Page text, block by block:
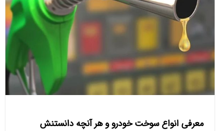
معرفی انواع سوخت خودرو و هر آنچه دانستنش